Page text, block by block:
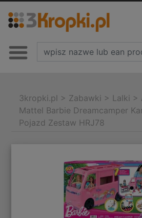
3kropki.pl > Zabawki > Lalki >
Mattel Barbie Dreamcamper
Pojazd Zestaw HRJ78